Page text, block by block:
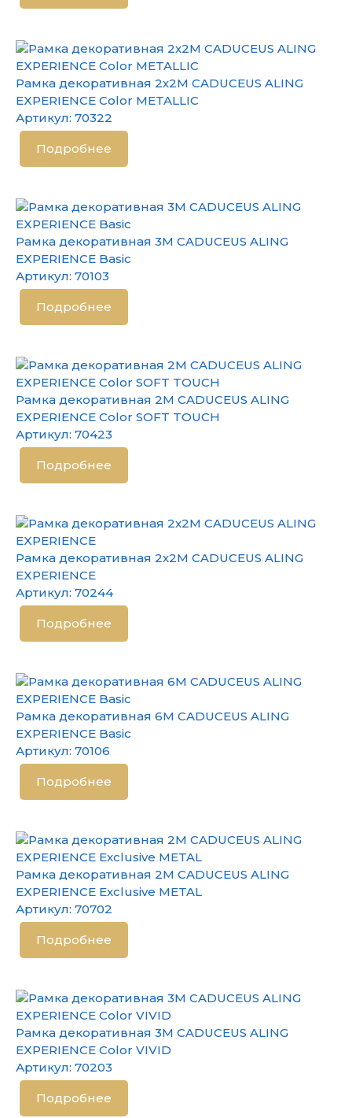
Рамка декоративная 2х2М CADUCEUS ALING
EXPERIENCE Color METALLIC
Артикул: 70322
Подробнее
Рамка декоративная 3М CADUCEUS ALING
EXPERIENCE Basic
Артикул: 70103
Подробнее
Рамка декоративная 2М CADUCEUS ALING
EXPERIENCE Color SOFT TOUCH
Артикул: 70423
Подробнее
Рамка декоративная 2х2М CADUCEUS ALING
EXPERIENCE
Артикул: 70244
Подробнее
Рамка декоративная 6М CADUCEUS ALING
EXPERIENCE Basic
Артикул: 70106
Подробнее
Рамка декоративная 2М CADUCEUS ALING
EXPERIENCE Exclusive METAL
Артикул: 70702
Подробнее
Рамка декоративная 3М CADUCEUS ALING
EXPERIENCE Color VIVID
Артикул: 70203
Подробнее